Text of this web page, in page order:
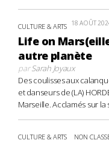
CULTURE & ARTS 18 AOÛT
Life on
autre planète
parSarah Joyaux
Des coulisses aux
et danseurs de (LA)
Marseille. Acclamés sur
CULTURE & ARTS NON